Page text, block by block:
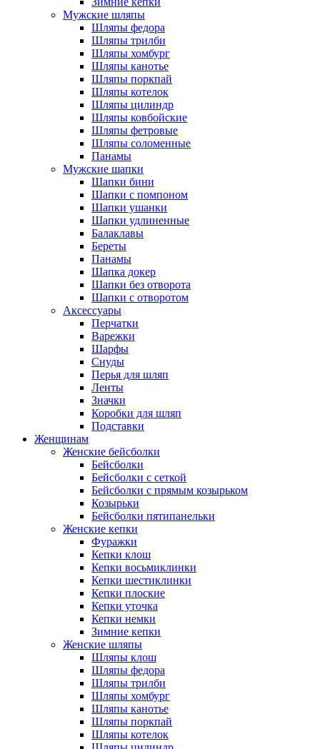
Мужские шляпы
Шляпы федора
Шляпы трилби
Шляпы хомбург
Шляпы канотье
Шляпы поркпай
Шляпы котелок
Шляпы цилиндр
Шляпы ковбойские
Шляпы фетровые
Шляпы соломенные
Панамы
Мужские шапки
Шапки бини
Шапки с помпоном
Шапки ушанки
Шапки удлиненные
Балаклавы
Береты
Панамы
Шапка докер
Шапки без отворота
Шапки с отворотом
Аксессуары
Перчатки
Варежки
Шарфы
Снуды
Перья для шляп
Ленты
Значки
Коробки для шляп
Подставки
Женщинам
Женские бейсболки
Бейсболки
Бейсболки с сеткой
Бейсболки с прямым козырьком
Козырьки
Бейсболки пятипанельки
Женские кепки
Фуражки
Кепки клош
Кепки восьмиклинки
Кепки шестиклинки
Кепки плоские
Кепки уточка
Кепки немки
Зимние кепки
Женские шляпы
Шляпы клош
Шляпы федора
Шляпы трилби
Шляпы хомбург
Шляпы канотье
Шляпы поркпай
Шляпы котелок